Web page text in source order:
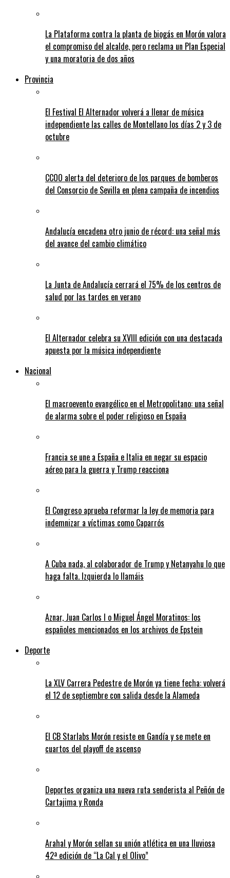
La Plataforma contra la planta de biogás en Morón valora
el compromiso del alcalde, pero reclama un Plan Especial
y una moratoria de dos años
Provincia
El Festival El Alternador volverá a llenar de música
independiente las calles de Montellano los días 2 y 3 de
octubre
CCOO alerta del deterioro de los parques de bomberos
del Consorcio de Sevilla en plena campaña de incendios
Andalucía encadena otro junio de récord: una señal más
del avance del cambio climático
La Junta de Andalucía cerrará el 75% de los centros de
salud por las tardes en verano
El Alternador celebra su XVIII edición con una destacada
apuesta por la música independiente
Nacional
El macroevento evangélico en el Metropolitano: una señal
de alarma sobre el poder religioso en España
Francia se une a España e Italia en negar su espacio
aéreo para la guerra y Trump reacciona
El Congreso aprueba reformar la ley de memoria para
indemnizar a víctimas como Caparrós
A Cuba nada, al colaborador de Trump y Netanyahu lo que
haga falta. Izquierda lo llamáis
Aznar, Juan Carlos I o Miguel Ángel Moratinos: los
españoles mencionados en los archivos de Epstein
Deporte
La XLV Carrera Pedestre de Morón ya tiene fecha: volverá
el 12 de septiembre con salida desde la Alameda
El CB Starlabs Morón resiste en Gandía y se mete en
cuartos del playoff de ascenso
Deportes organiza una nueva ruta senderista al Peñón de
Cartajima y Ronda
Arahal y Morón sellan su unión atlética en una lluviosa
42ª edición de “La Cal y el Olivo”